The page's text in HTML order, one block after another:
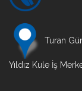
Turan
Yıldız Kule İş